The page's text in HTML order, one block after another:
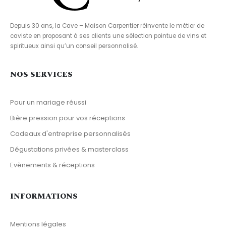
Depuis 30 ans, la Cave – Maison Carpentier réinvente le métier de
caviste en proposant à ses clients une sélection pointue de vins et
spiritueux ainsi qu’un conseil personnalisé.
NOS SERVICES
Pour un mariage réussi
Bière pression pour vos réceptions
Cadeaux d'entreprise personnalisés
Dégustations privées & masterclass
Evènements & réceptions
INFORMATIONS
Mentions légales